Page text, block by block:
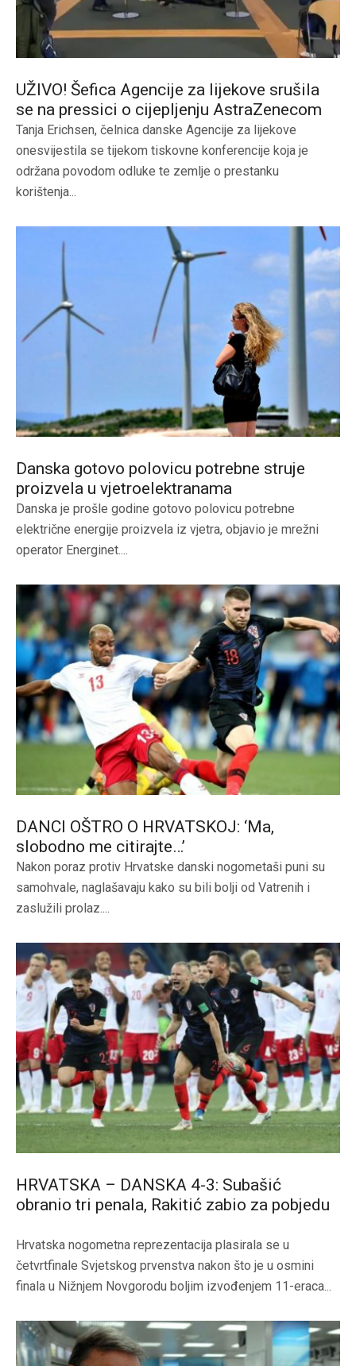
UŽIVO! Šefica Agencije za lijekove srušila
se na pressici o cijepljenju AstraZenecom
Tanja Erichsen, čelnica danske Agencije za lijekove
onesvijestila se tijekom tiskovne konferencije koja je
održana povodom odluke te zemlje o prestanku
korištenja...
Danska gotovo polovicu potrebne struje
proizvela u vjetroelektranama
Danska je prošle godine gotovo polovicu potrebne
električne energije proizvela iz vjetra, objavio je mrežni
operator Energinet....
DANCI OŠTRO O HRVATSKOJ: ‘Ma,
slobodno me citirajte…’
Nakon poraz protiv Hrvatske danski nogometaši puni su
samohvale, naglašavaju kako su bili bolji od Vatrenih i
zaslužili prolaz....
HRVATSKA – DANSKA 4-3: Subašić
obranio tri penala, Rakitić zabio za pobjedu
Hrvatska nogometna reprezentacija plasirala se u
četvrtfinale Svjetskog prvenstva nakon što je u osmini
finala u Nižnjem Novgorodu boljim izvođenjem 11-eraca...